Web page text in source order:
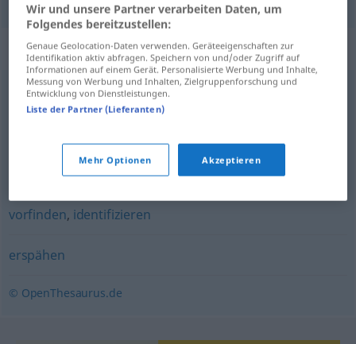
Synonyme für "entdecken"
erkennen,ausmachen,konstatieren (geh.)
,aufdecken,herausfinden
vorfinden, identifizieren
erspähen
© OpenThesaurus.de
Wir und unsere Partner verarbeiten Daten, um
Folgendes bereitzustellen:
Genaue Geolocation-Daten verwenden. Geräteeigenschaften zur
Identifikation aktiv abfragen. Speichern von und/oder Zugriff auf
Informationen auf einem Gerät. Personalisierte Werbung und Inhalte,
Messung von Werbung und Inhalten, Zielgruppenforschung und
Entwicklung von Dienstleistungen.
Liste der Partner (Lieferanten)
Mehr Optionen Akzeptieren